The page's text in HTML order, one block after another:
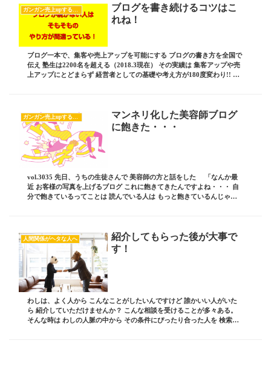
ガンガン売上upするブログの書き方
ブログを書き続けるコツはこ
れね！
ブログ一本で、集客や売上アップを可能にする ブログの書き方を全国で
伝え 塾生は2200名を超える（2018.3現在） その実績は 集客アップや売
上アップにとどまらず 経営者としての基礎や考え方が180度変わり!! ビ
ガンガン売上upするブログの書き方
マンネリ化した美容師ブログ
に飽きた・・・
vol.3035 先日、うちの生徒さんで 美容師の方と話をした 「なんか最
近 お客様の写真を上げるブログ これに飽きてきたんですよね・・・ 自
分で飽きているってことは 読んでいる人は もっと飽きているんじゃな
人間関係がヘタな人へ
紹介してもらった後が大事で
す！
わしは、よく人から こんなことがしたいんですけど 誰かいい人がいた
ら 紹介していただけませんか？ こんな相談を受けることが多々ある。
そんな時は わしの人脈の中から その条件にぴったり合った人を 検索